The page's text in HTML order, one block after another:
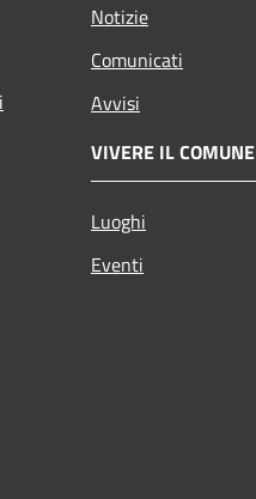
Notizie
Comunicati
Avvisi
VIVERE IL COMUNE
Luoghi
Eventi